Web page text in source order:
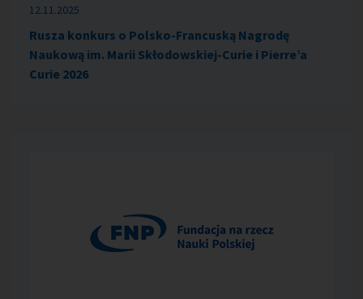
12.11.2025
Rusza konkurs o Polsko-Francuską Nagrodę
Naukową im. Marii Skłodowskiej-Curie i Pierre’a
Curie 2026